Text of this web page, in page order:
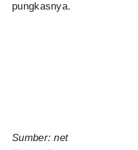
pungkasnya.
Sumber: net